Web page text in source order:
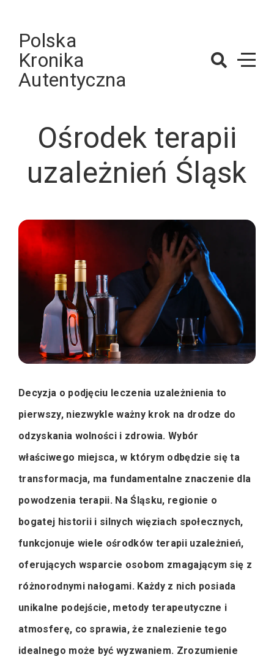
contentPolska
Kronika
Autentyczna
Ośrodek terapii
uzależnień Śląsk
Decyzja o podjęciu leczenia uzależnienia to
pierwszy, niezwykle ważny krok na drodze do
odzyskania wolności i zdrowia. Wybór
właściwego miejsca, w którym odbędzie się ta
transformacja, ma fundamentalne znaczenie dla
powodzenia terapii. Na Śląsku, regionie o
bogatej historii i silnych więziach społecznych,
funkcjonuje wiele ośrodków terapii uzależnień,
oferujących wsparcie osobom zmagającym się z
różnorodnymi nałogami. Każdy z nich posiada
unikalne podejście, metody terapeutyczne i
atmosferę, co sprawia, że znalezienie tego
idealnego może być wyzwaniem. Zrozumienie